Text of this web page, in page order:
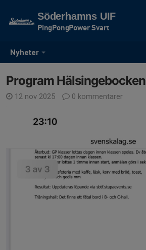
Nyheter
Söderhamns UIF
PingPongPower Svart
Program Hälsingebocken
12 nov 2025 0 kommentarer